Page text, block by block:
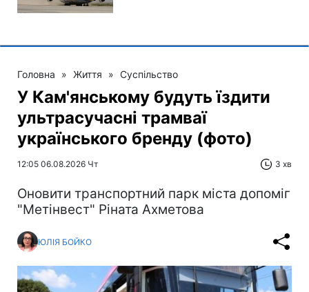
Головна » Життя » Суспільство
У Кам'янському будуть їздити
ультрасучасні трамваї
українського бренду (фото)
12:05 06.08.2026 Чт 3 хв
Оновити транспортний парк міста допоміг
"Метінвест" Ріната Ахметова
ЮЛІЯ БОЙКО